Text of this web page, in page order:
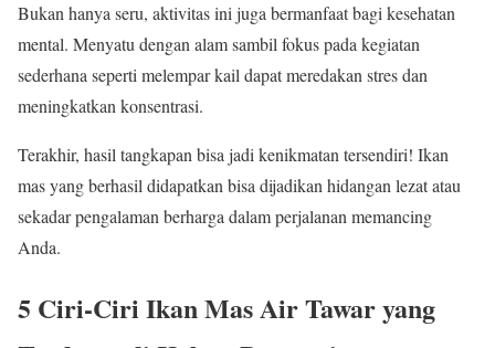
Bukan hanya seru, aktivitas ini juga bermanfaat bagi kesehatan
mental. Menyatu dengan alam sambil fokus pada kegiatan
sederhana seperti melempar kail dapat meredakan stres dan
meningkatkan konsentrasi.
Terakhir, hasil tangkapan bisa jadi kenikmatan tersendiri! Ikan
mas yang berhasil didapatkan bisa dijadikan hidangan lezat atau
sekadar pengalaman berharga dalam perjalanan memancing
Anda.
5 Ciri-Ciri Ikan Mas Air Tawar yang